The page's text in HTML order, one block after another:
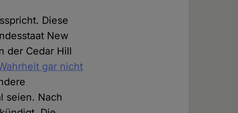
Diese
New
der Cedar Hill
gar nicht
seien. Nach